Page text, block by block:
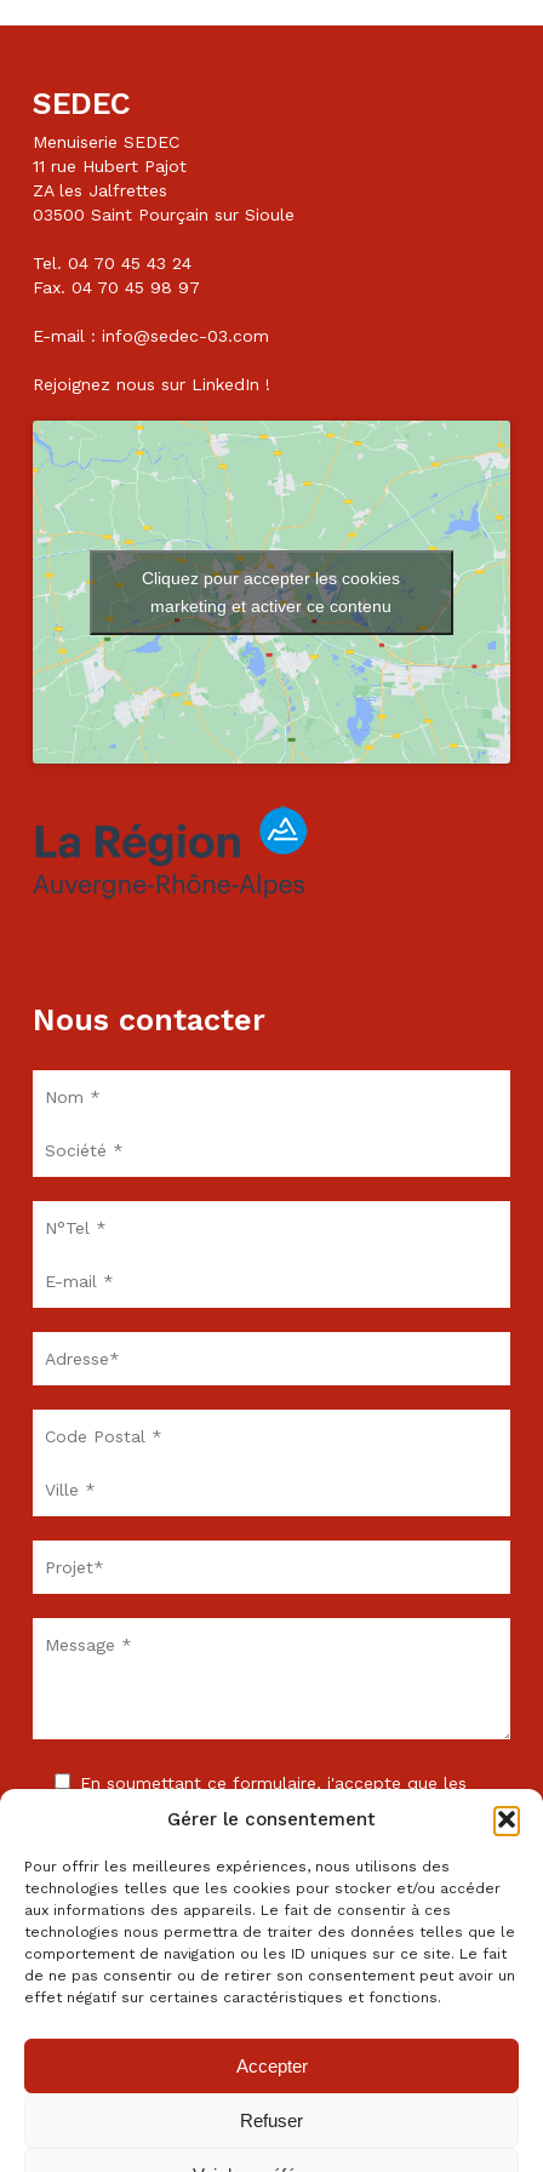
Gérer le consentement
Pour offrir les meilleures expériences, nous utilisons des
technologies telles que les cookies pour stocker et/ou accéder
aux informations des appareils. Le fait de consentir à ces
technologies nous permettra de traiter des données telles que le
comportement de navigation ou les ID uniques sur ce site. Le fait
de ne pas consentir ou de retirer son consentement peut avoir un
effet négatif sur certaines caractéristiques et fonctions.
Accepter
Refuser
SEDEC
Menuiserie SEDEC
11 rue Hubert Pajot
ZA les Jalfrettes
03500 Saint Pourçain sur Sioule
Tel. 04 70 45 43 24
Fax. 04 70 45 98 97
E-mail : info@sedec-03.com
Rejoignez nous sur LinkedIn !
Cliquez pour accepter les cookies
marketing et activer ce contenu
Nous contacter
En soumettant ce formulaire, j'accepte que les
informations saisies soient exploitées dans le cadre de
la relation commerciale avec l'entreprise . *
Les champs comportant le signe * sont obligatoires. En cas de
non réponse, votre demande ne pourra être traitée.
Mentions légales